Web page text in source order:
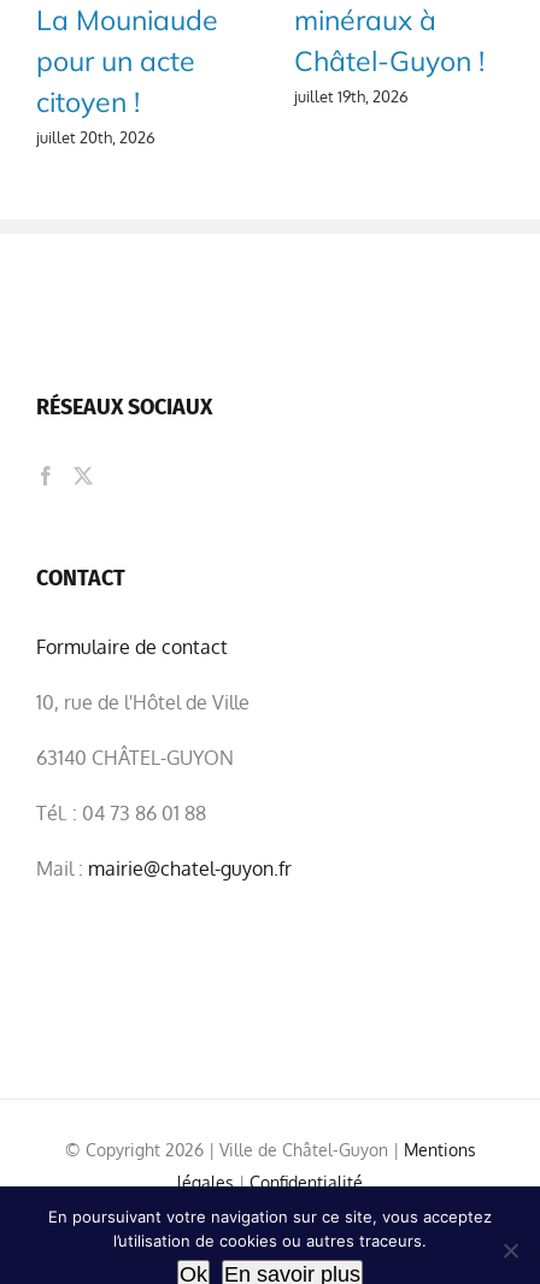
La Mouniaude
pour un acte
citoyen !
juillet 20th, 2026
minéraux à
Châtel-Guyon !
juillet 19th, 2026
RÉSEAUX SOCIAUX
CONTACT
Formulaire de contact
10, rue de l'Hôtel de Ville
63140 CHÂTEL-GUYON
Tél. : 04 73 86 01 88
Mail : mairie@chatel-guyon.fr
© Copyright 2026 | Ville de Châtel-Guyon | Mentions
légales|Confidentialité
En poursuivant votre navigation sur ce site, vous acceptez
l’utilisation de cookies ou autres traceurs.
Ok En savoir plus